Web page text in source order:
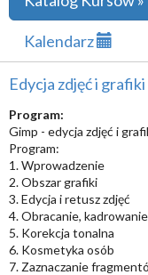
Kalendarz
Edycja zdjęć i
Program:
Gimp - edycja zdjęć i
Program:
1. Wprowadzenie
2. Obszar grafiki
3. Edycja i retusz zdjęć
4. Obracanie,
5. Korekcja tonalna
6. Kosmetyka osób
7. Zaznaczanie